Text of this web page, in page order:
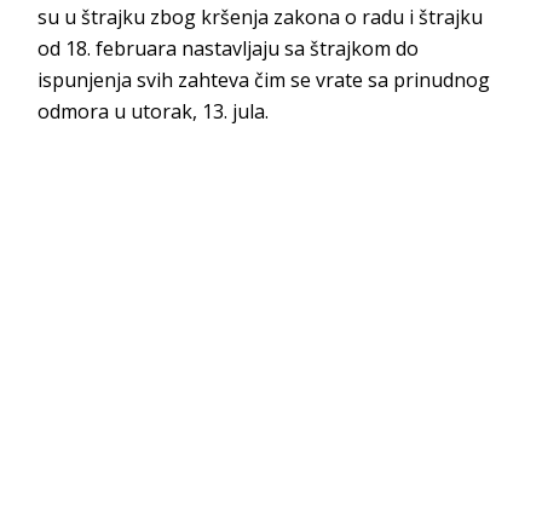
su u štrajku zbog kršenja zakona o radu i štrajku
od 18. februara nastavljaju sa štrajkom do
ispunjenja svih zahteva čim se vrate sa prinudnog
odmora u utorak, 13. jula.